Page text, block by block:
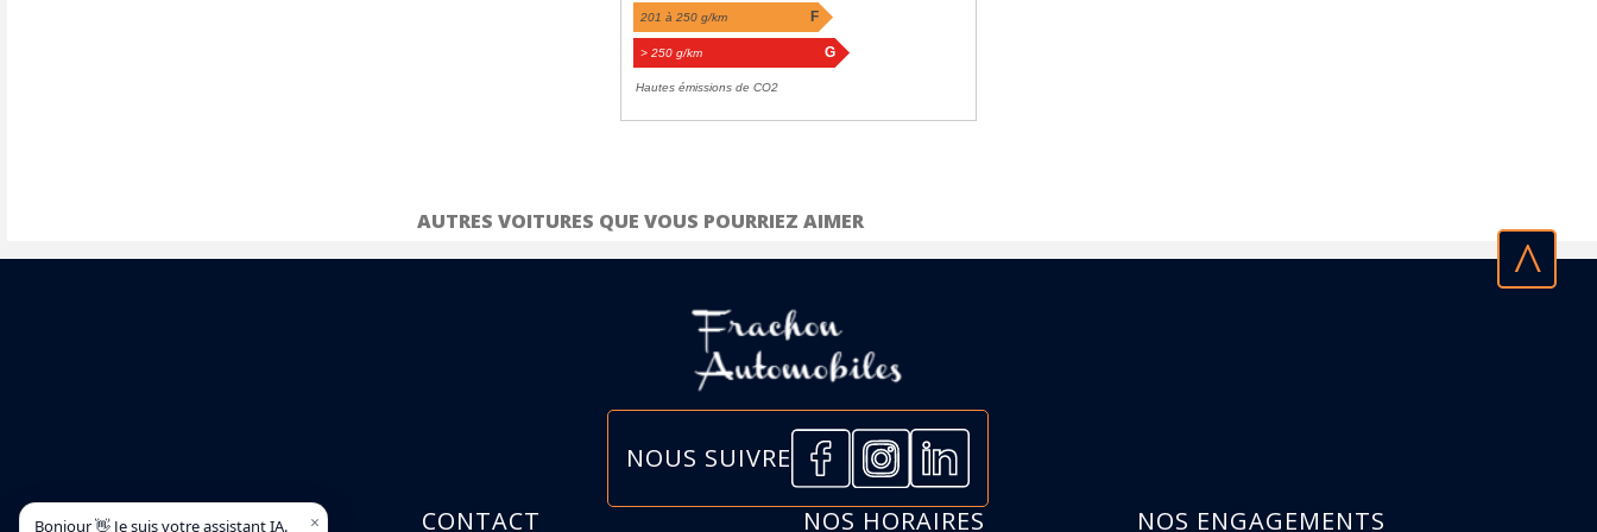
201 à 250 g/km F
> 250 g/km G
Hautes émissions de CO2
AUTRES VOITURES QUE VOUS POURRIEZ AIMER
^
NOUS SUIVRE
NOTRE ADRESSE
CONTACT NOS HORAIRES NOS ENGAGEMENTS